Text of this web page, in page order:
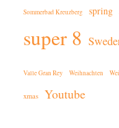
Sommerbad Kreuzberg spring
super 8
Valle Gran Rey Weihnachten
xmas Youtube